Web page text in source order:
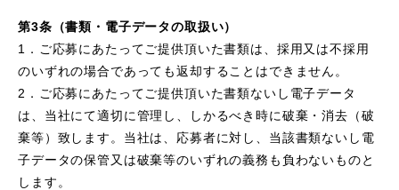
第3条（書類・電子データの取扱い）
1．ご応募にあたってご提供頂いた書類は、採用又は不採用
のいずれの場合であっても返却することはできません。
2．ご応募にあたってご提供頂いた書類ないし電子データ
は、当社にて適切に管理し、しかるべき時に破棄・消去（破
棄等）致します。当社は、応募者に対し、当該書類ないし電
子データの保管又は破棄等のいずれの義務も負わないものと
します。